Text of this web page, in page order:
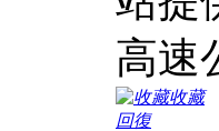
高速
收藏
回復